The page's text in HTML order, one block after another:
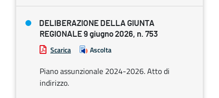
DELIBERAZIONE DELLA GIUNTA
REGIONALE 9 giugno 2026, n. 753
Scarica Ascolta
Piano assunzionale 2024-2026. Atto di
indirizzo.